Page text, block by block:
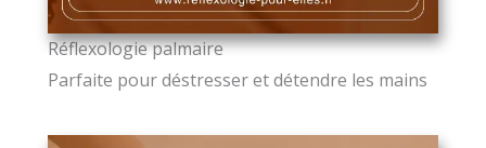
Réflexologie palmaire
Parfaite pour déstresser et détendre les mains